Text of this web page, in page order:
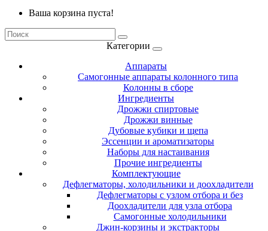
Ваша корзина пуста!
Категории
Аппараты
Самогонные аппараты колонного типа
Колонны в сборе
Ингредиенты
Дрожжи спиртовые
Дрожжи винные
Дубовые кубики и щепа
Эссенции и ароматизаторы
Наборы для настаивания
Прочие ингредиенты
Комплектующие
Дефлегматоры, холодильники и доохладители
Дефлегматоры с узлом отбора и без
Доохладители для узла отбора
Самогонные холодильники
Джин-корзины и экстракторы